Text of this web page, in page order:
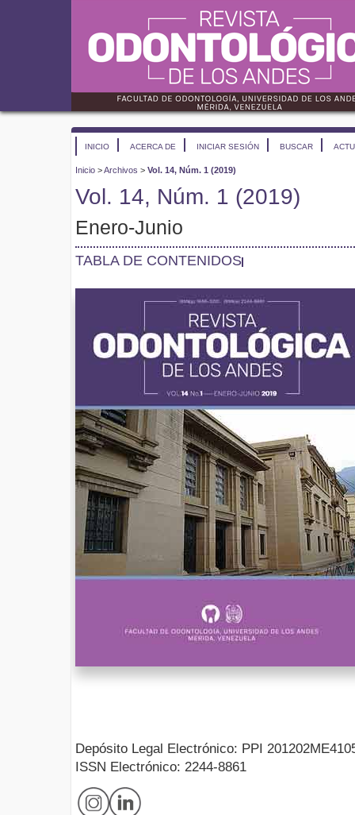
INICIO ACERCA DE INICIAR SESIÓN BUSCAR
Inicio >Archivos > Vol. 14, Núm. 1 (2019)
Vol. 14, Núm. 1 (2019)
Enero-Junio
TABLA DE CONTENIDOS
Depósito Legal Electrónico: PPI
ISSN Electrónico: 2244-8861